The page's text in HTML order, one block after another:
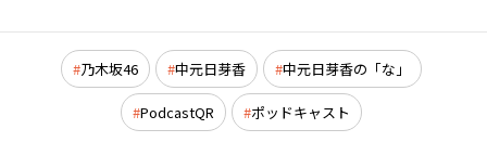
乃木坂46 中元日芽香 中元日芽香の「な」
PodcastQR ポッドキャスト